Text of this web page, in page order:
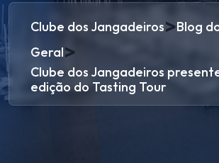
Clube dos Jangadeiros>Blog
Geral>
Clube dos Jangadeiros
edição do Tasting Tour